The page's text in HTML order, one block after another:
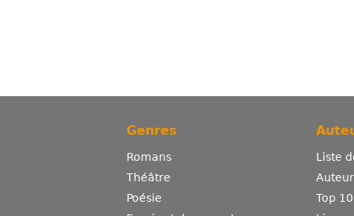
Genres
Romans
Théâtre
Poésie
Liste
Top